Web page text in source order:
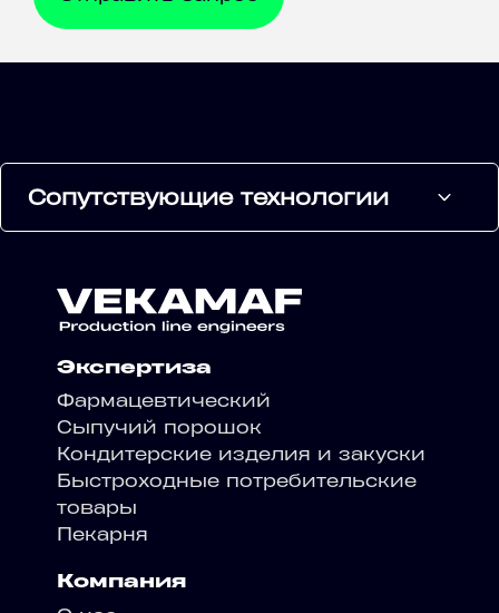
Сопутствующие технологии
Экспертиза
Фармацевтический
Сыпучий порошок
Кондитерские изделия и закуски
Быстроходные потребительские
товары
Пекарня
Компания